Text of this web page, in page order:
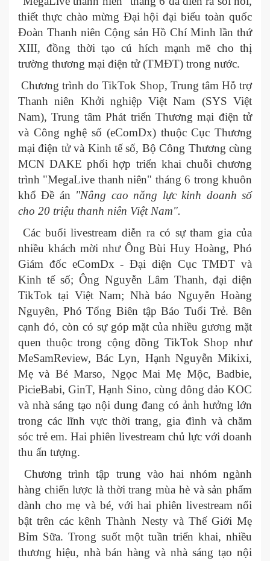
thiết thực chào mừng Đại hội đại biểu toàn quốc
Đoàn Thanh niên Cộng sản Hồ Chí Minh lần thứ
XIII, đồng thời tạo cú hích mạnh mẽ cho thị
trường thương mại điện tử (TMĐT) trong nước.
Chương trình do TikTok Shop, Trung tâm Hỗ trợ
Thanh niên Khởi nghiệp Việt Nam (SYS Việt
Nam), Trung tâm Phát triển Thương mại điện tử
và Công nghệ số (eComDx) thuộc Cục Thương
mại điện tử và Kinh tế số, Bộ Công Thương cùng
MCN DAKE phối hợp triển khai chuỗi chương
trình "MegaLive thanh niên" tháng 6 trong khuôn
khổ Đề án "Nâng cao năng lực kinh doanh số
cho 20 triệu thanh niên Việt Nam".
Các buổi livestream diễn ra có sự tham gia của
nhiều khách mời như Ông Bùi Huy Hoàng, Phó
Giám đốc eComDx - Đại diện Cục TMĐT và
Kinh tế số; Ông Nguyễn Lâm Thanh, đại diện
TikTok tại Việt Nam; Nhà báo Nguyễn Hoàng
Nguyên, Phó Tổng Biên tập Báo Tuổi Trẻ. Bên
cạnh đó, còn có sự góp mặt của nhiều gương mặt
quen thuộc trong cộng đồng TikTok Shop như
MeSamReview, Bác Lyn, Hạnh Nguyễn Mikixi,
Mẹ và Bé Marso, Ngọc Mai Mẹ Mộc, Badbie,
PicieBabi, GinT, Hạnh Sino, cùng đông đảo KOC
và nhà sáng tạo nội dung đang có ảnh hưởng lớn
trong các lĩnh vực thời trang, gia đình và chăm
sóc trẻ em. Hai phiên livestream chủ lực với doanh
thu ấn tượng.
Chương trình tập trung vào hai nhóm ngành
hàng chiến lược là thời trang mùa hè và sản phẩm
dành cho mẹ và bé, với hai phiên livestream nổi
bật trên các kênh Thành Nesty và Thế Giới Mẹ
Bỉm Sữa. Trong suốt một tuần triển khai, nhiều
thương hiệu, nhà bán hàng và nhà sáng tạo nội